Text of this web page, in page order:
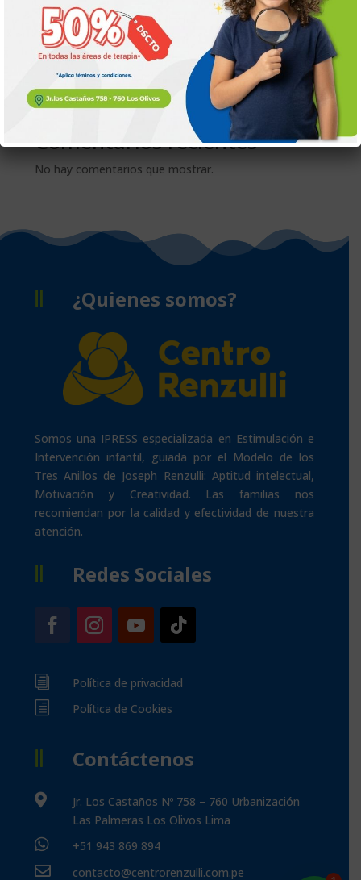
Estimulación temprana en bebés en Lima: beneficios
comprobados
Terapia de lenguaje infantil en Lima: ¿cuándo iniciar?
Estimulación temprana y terapias infantiles en Lima:
desarrollo integral
Comentarios recientes
No hay comentarios que mostrar.
¿Quienes somos?
Somos una IPRESS especializada en Estimulación e
Intervención infantil, guiada por el Modelo de los
Tres Anillos de Joseph Renzulli: Aptitud intelectual,
Motivación y Creatividad. Las familias nos
recomiendan por la calidad y efectividad de nuestra
atención.
Redes Sociales
i Política de privacidad
h Política de Cookies
Contáctenos

Jr. Los Castaños Nº 758 – 760 Urbanización
Las Palmeras Los Olivos Lima
 +51 943 869 894
 contacto@centrorenzulli.com.pe